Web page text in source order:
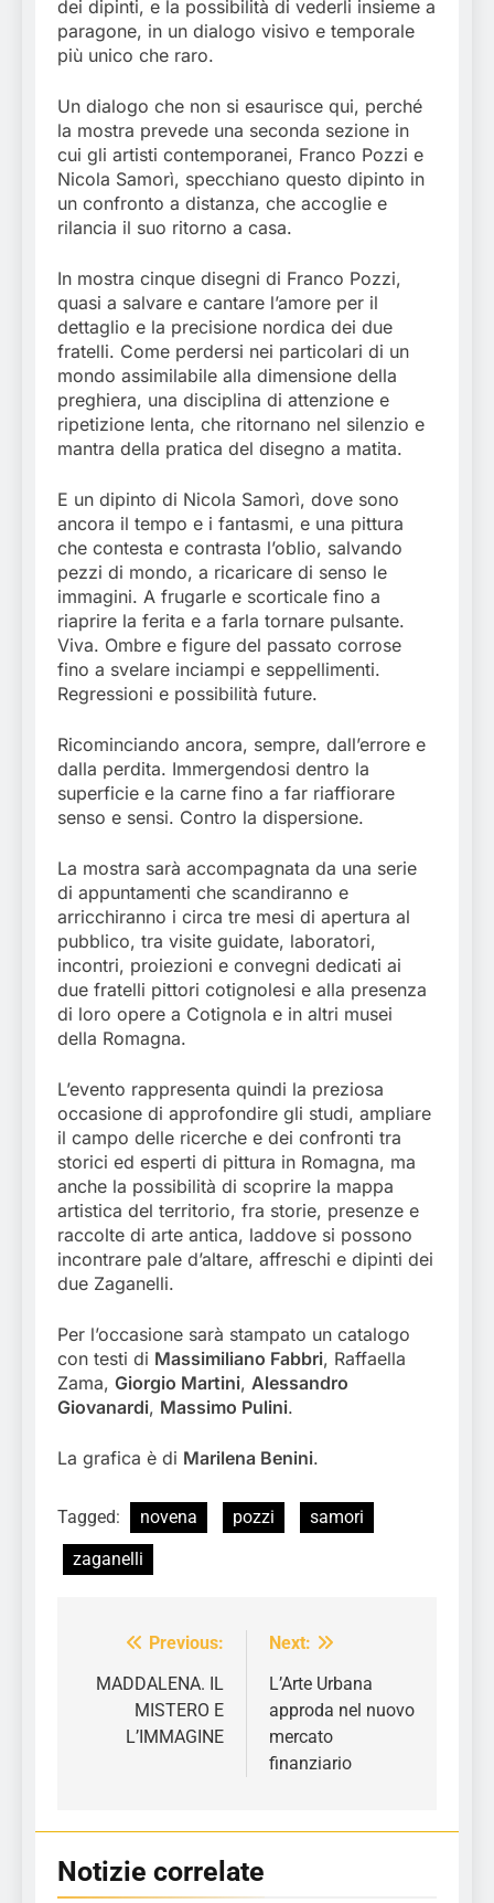
dei dipinti, e la possibilità di vederli insieme a
paragone, in un dialogo visivo e temporale
più unico che raro.
Un dialogo che non si esaurisce qui, perché
la mostra prevede una seconda sezione in
cui gli artisti contemporanei, Franco Pozzi e
Nicola Samorì, specchiano questo dipinto in
un confronto a distanza, che accoglie e
rilancia il suo ritorno a casa.
In mostra cinque disegni di Franco Pozzi,
quasi a salvare e cantare l’amore per il
dettaglio e la precisione nordica dei due
fratelli. Come perdersi nei particolari di un
mondo assimilabile alla dimensione della
preghiera, una disciplina di attenzione e
ripetizione lenta, che ritornano nel silenzio e
mantra della pratica del disegno a matita.
E un dipinto di Nicola Samorì, dove sono
ancora il tempo e i fantasmi, e una pittura
che contesta e contrasta l’oblio, salvando
pezzi di mondo, a ricaricare di senso le
immagini. A frugarle e scorticale fino a
riaprire la ferita e a farla tornare pulsante.
Viva. Ombre e figure del passato corrose
fino a svelare inciampi e seppellimenti.
Regressioni e possibilità future.
Ricominciando ancora, sempre, dall’errore e
dalla perdita. Immergendosi dentro la
superficie e la carne fino a far riaffiorare
senso e sensi. Contro la dispersione.
La mostra sarà accompagnata da una serie
di appuntamenti che scandiranno e
arricchiranno i circa tre mesi di apertura al
pubblico, tra visite guidate, laboratori,
incontri, proiezioni e convegni dedicati ai
due fratelli pittori cotignolesi e alla presenza
di loro opere a Cotignola e in altri musei
della Romagna.
L’evento rappresenta quindi la preziosa
occasione di approfondire gli studi, ampliare
il campo delle ricerche e dei confronti tra
storici ed esperti di pittura in Romagna, ma
anche la possibilità di scoprire la mappa
artistica del territorio, fra storie, presenze e
raccolte di arte antica, laddove si possono
incontrare pale d’altare, affreschi e dipinti dei
due Zaganelli.
Per l’occasione sarà stampato un catalogo
con testi di Massimiliano Fabbri, Raffaella
Zama, Giorgio Martini, Alessandro
Giovanardi, Massimo Pulini.
La grafica è di Marilena Benini.
Tagged: novena pozzi
samori
zaganelli
Navigazione
articoli
Previous:
MADDALENA. IL
MISTERO E
L’IMMAGINE
Next:
L’Arte Urbana
approda nel nuovo
mercato
finanziario
Notizie correlate